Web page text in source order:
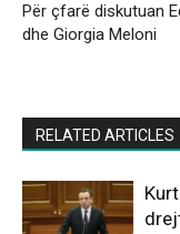
Për çfarë diskutuan
dhe Giorgia Meloni
RELATED ARTICLES